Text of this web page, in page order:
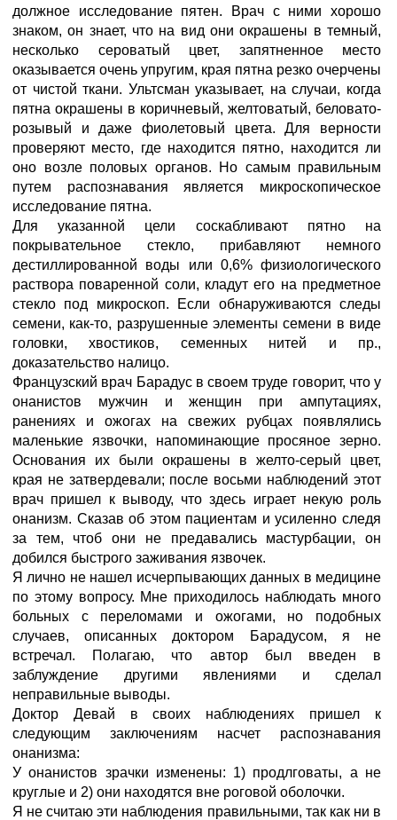
должное исследование пятен. Врач с ними хорошо
знаком, он знает, что на вид они окрашены в темный,
несколько сероватый цвет, запятненное место
оказывается очень упругим, края пятна резко очерчены
от чистой ткани. Ультсман указывает, на случаи, когда
пятна окрашены в коричневый, желтоватый, беловато-
розывый и даже фиолетовый цвета. Для верности
проверяют место, где находится пятно, находится ли
оно возле половых органов. Но самым правильным
путем распознавания является микроскопическое
исследование пятна.
Для указанной цели соскабливают пятно на
покрывательное стекло, прибавляют немного
дестиллированной воды или 0,6% физиологического
раствора поваренной соли, кладут его на предметное
стекло под микроскоп. Если обнаруживаются следы
семени, как-то, разрушенные элементы семени в виде
головки, хвостиков, семенных нитей и пр.,
доказательство налицо.
Французский врач Барадус в своем труде говорит, что у
онанистов мужчин и женщин при ампутациях,
ранениях и ожогах на свежих рубцах появлялись
маленькие язвочки, напоминающие просяное зерно.
Основания их были окрашены в желто-серый цвет,
края не затвердевали; после восьми наблюдений этот
врач пришел к выводу, что здесь играет некую роль
онанизм. Сказав об этом пациентам и усиленно следя
за тем, чтоб они не предавались мастурбации, он
добился быстрого заживания язвочек.
Я лично не нашел исчерпывающих данных в медицине
по этому вопросу. Мне приходилось наблюдать много
больных с переломами и ожогами, но подобных
случаев, описанных доктором Барадусом, я не
встречал. Полагаю, что автор был введен в
заблуждение другими явлениями и сделал
неправильные выводы.
Доктор Девай в своих наблюдениях пришел к
следующим заключениям насчет распознавания
онанизма:
У онанистов зрачки изменены: 1) продлговаты, а не
круглые и 2) они находятся вне роговой оболочки.
Я не считаю эти наблюдения правильными, так как ни в